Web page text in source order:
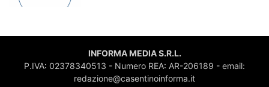
INFORMA MEDIA S.R.L.
P.IVA: 02378340513 - Numero REA: AR-206189 - email:
redazione@casentinoinforma.it